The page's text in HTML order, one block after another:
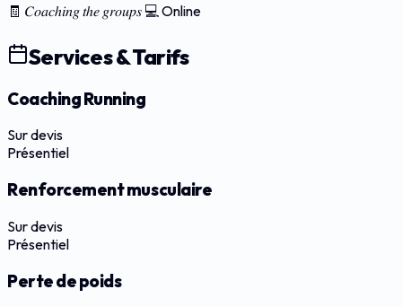
🧾 𝐶𝑜𝑎𝑐ℎ𝑖𝑛𝑔 𝑡ℎ𝑒 𝑔𝑟𝑜𝑢𝑝𝑠 💻 Online
Services & Tarifs
Coaching Running
Sur devis
Présentiel
Renforcement musculaire
Sur devis
Présentiel
Perte de poids